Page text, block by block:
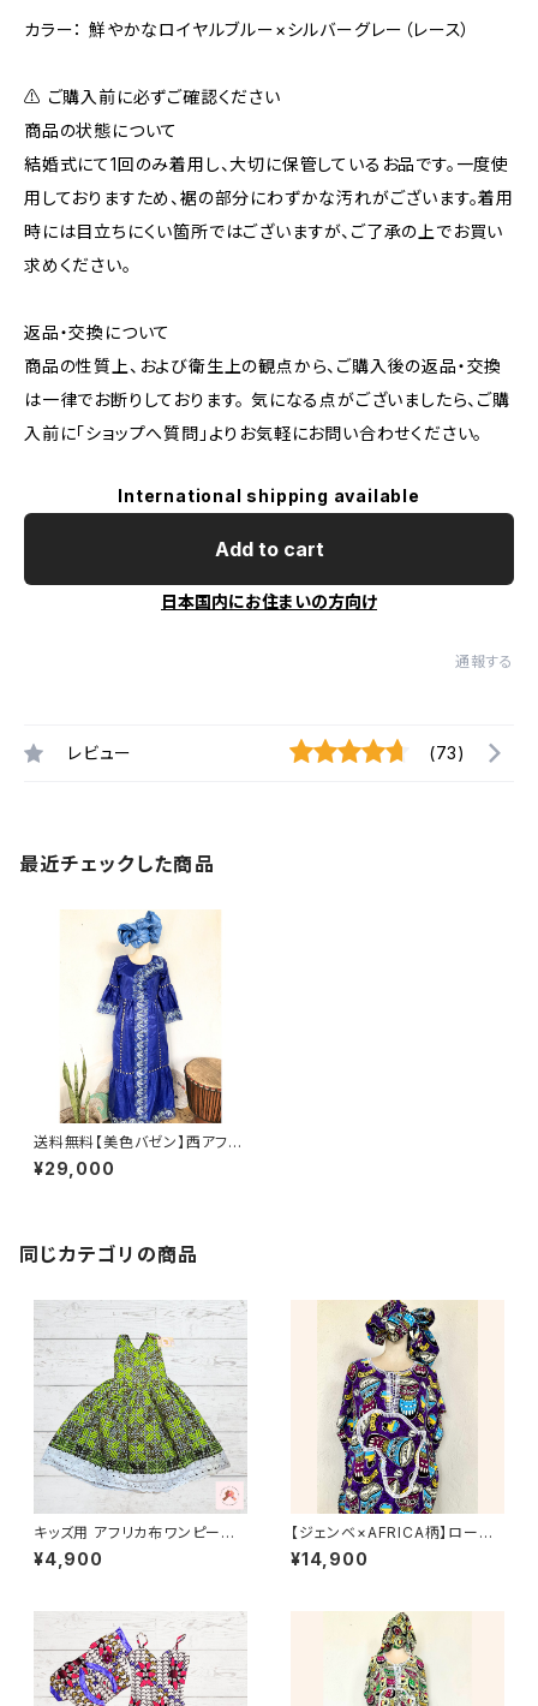
カラー： 鮮やかなロイヤルブルー×シルバーグレー（レース）
⚠️ ご購入前に必ずご確認ください
商品の状態について
結婚式にて1回のみ着用し、大切に保管しているお品です。一度使
用しておりますため、裾の部分にわずかな汚れがございます。着用
時には目立ちにくい箇所ではございますが、ご了承の上でお買い
求めください。
返品・交換について
商品の性質上、および衛生上の観点から、ご購入後の返品・交換
は一律でお断りしております。 気になる点がございましたら、ご購
入前に「ショップへ質問」よりお気軽にお問い合わせください。
International shipping available
Add to cart
日本国内にお住まいの方向け
通報する
レビュー (73)
最近チェックした商品
送料無料【美色バゼン】西アフリ
カ 結婚式参列用ワンピース｜繊
細レース装飾＆輝くヘッドドレス
¥29,000
同じカテゴリの商品
キッズ用 アフリカ布ワンピース
カンガ キテンゲ ギニア フェアト
レード INUWALIAFRICA イヌ
¥4,900
【ジェンベ×AFRICA柄】ローブ
（お揃いの大判布付き）パープル
｜アフリカンダンス衣装にもお
¥14,900